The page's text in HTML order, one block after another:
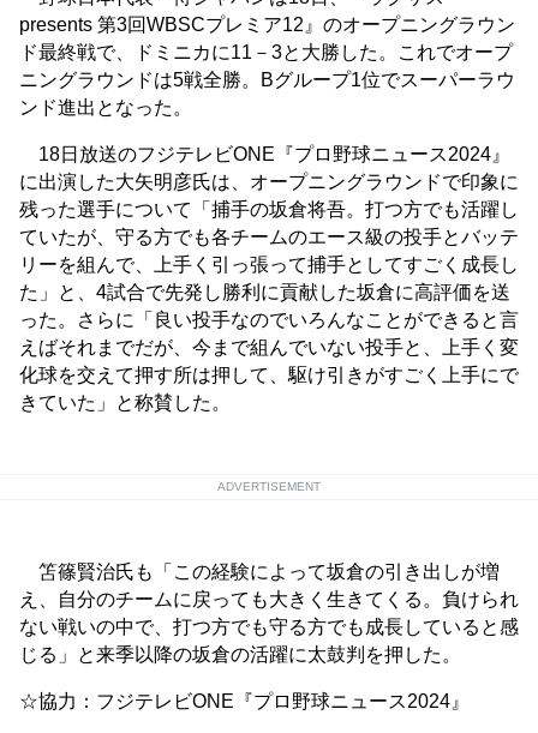
presents 第3回WBSCプレミア12』のオープニングラウン
ド最終戦で、ドミニカに11－3と大勝した。これでオープ
ニングラウンドは5戦全勝。Bグループ1位でスーパーラウ
ンド進出となった。
18日放送のフジテレビONE『プロ野球ニュース2024』
に出演した大矢明彦氏は、オープニングラウンドで印象に
残った選手について「捕手の坂倉将吾。打つ方でも活躍し
ていたが、守る方でも各チームのエース級の投手とバッテ
リーを組んで、上手く引っ張って捕手としてすごく成長し
た」と、4試合で先発し勝利に貢献した坂倉に高評価を送
った。さらに「良い投手なのでいろんなことができると言
えばそれまでだが、今まで組んでいない投手と、上手く変
化球を交えて押す所は押して、駆け引きがすごく上手にで
きていた」と称賛した。
ADVERTISEMENT
笘篠賢治氏も「この経験によって坂倉の引き出しが増
え、自分のチームに戻っても大きく生きてくる。負けられ
ない戦いの中で、打つ方でも守る方でも成長していると感
じる」と来季以降の坂倉の活躍に太鼓判を押した。
☆協力：フジテレビONE『プロ野球ニュース2024』